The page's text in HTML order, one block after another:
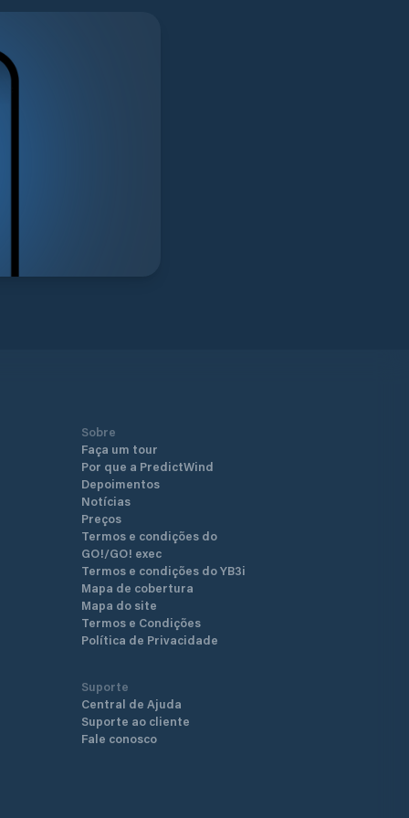
Sobre
Faça um tour
Por que a PredictWind
Depoimentos
Notícias
Preços
Termos e condições do
GO!/GO! exec
Termos e condições do YB3i
Mapa de cobertura
Mapa do site
Termos e Condições
Política de Privacidade
Suporte
Central de Ajuda
Suporte ao cliente
Fale conosco